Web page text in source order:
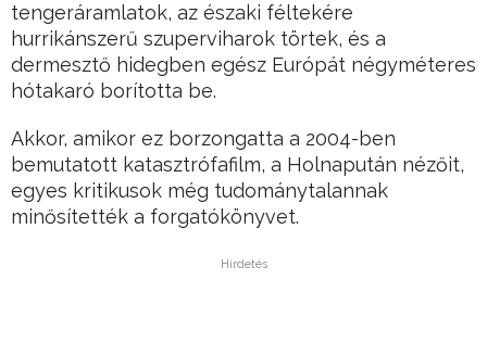
tengeráramlatok, az északi féltekére
hurrikánszerű szuperviharok törtek, és a
dermesztő hidegben egész Európát négyméteres
hótakaró borította be.
Akkor, amikor ez borzongatta a 2004-ben
bemutatott katasztrófafilm, a Holnapután nézőit,
egyes kritikusok még tudománytalannak
minősítették a forgatókönyvet.
Hirdetés